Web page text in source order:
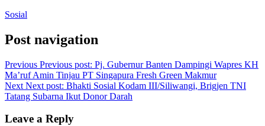
Sosial
Post navigation
Previous Previous post: Pj. Gubernur Banten Dampingi Wapres KH
Ma’ruf Amin Tinjau PT Singapura Fresh Green Makmur
Next Next post: Bhakti Sosial Kodam III/Siliwangi, Brigjen TNI
Tatang Subarna Ikut Donor Darah
Leave a Reply